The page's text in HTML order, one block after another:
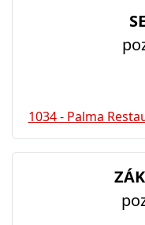
1034 - Palma